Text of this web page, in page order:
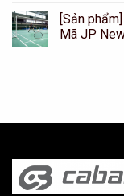
[Sản
Mã JP